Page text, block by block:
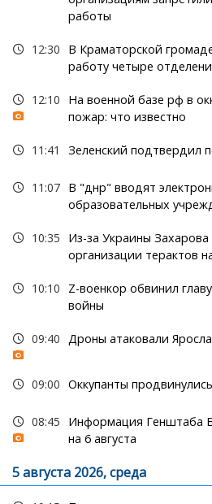
работы
12:30
В Краматорской
работу четыре
12:10
На военной базе рф в
пожар: что известно
11:41 Зеленский подтвердил
11:07 В "днр" вводят
образовательных
10:35
Из-за Украины
организации терактов
10:10
Z-военкор обвинил
войны
09:40 Дроны атаковали
09:00 Оккупанты
08:45
Информация Генштаба
на 6 августа
5 августа 2026, среда